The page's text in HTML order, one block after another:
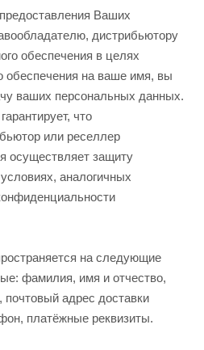
Ваших
дистрибьютору
обеспечения в целях
обеспечения на ваше имя, вы
ваших персональных данных.
что
или реселлер
осуществляет защиту
аналогичных
на следующие
фамилия, имя и отчество,
почтовый адрес доставки
платёжные реквизиты.